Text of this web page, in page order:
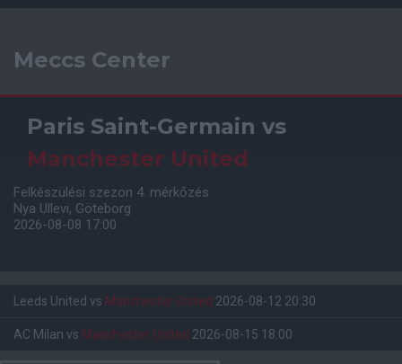
Meccs Center
Paris Saint-Germain vs
Manchester United
Felkészülési szezon 4. mérkőzés
Nya Ullevi, Göteborg
2026-08-08 17:00
Leeds United vs Manchester United 2026-08-12 20:30
AC Milan vs Manchester United 2026-08-15 18:00